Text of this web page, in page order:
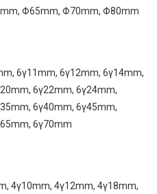
Φ65mm, Φ70mm, Φ80mm
6γ11mm, 6γ12mm, 6γ14mm,
6γ22mm, 6γ24mm,
6γ40mm, 6γ45mm,
6γ70mm
4γ10mm, 4γ12mm, 4γ18mm,